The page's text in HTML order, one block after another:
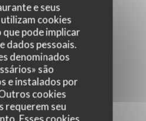
e seus
cookies
que pode implicar
dados pessoais.
denominados
são
e instalados por
cookies
requerem seu
Esses cookies